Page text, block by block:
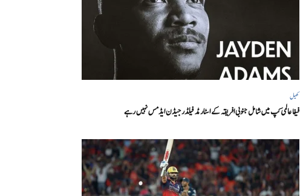
کھیل
فیفا عالمی کپ میں شامل جنوبی افریقہ کے اسٹار مڈ فیلڈر جیڈن ایڈمس نہیں رہے